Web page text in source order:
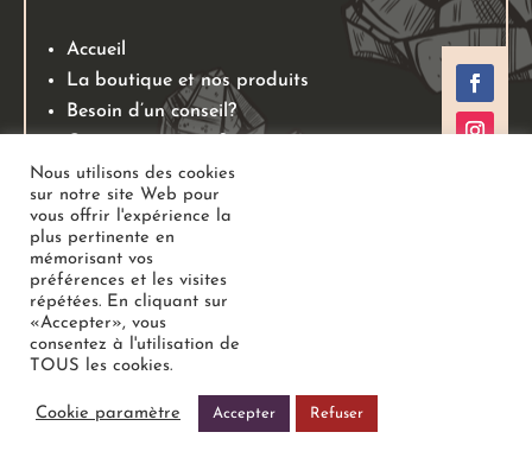
Accueil
La boutique et nos produits
Besoin d’un conseil?
Mentions légales
Conditions générales de ventes
Politiques de retours
Politique de confidentialité
Copyright Au Jardin des Gemmes
Nous utilisons des cookies
sur notre site Web pour
vous offrir l'expérience la
plus pertinente en
mémorisant vos
préférences et les visites
répétées. En cliquant sur
«Accepter», vous
consentez à l'utilisation de
TOUS les cookies.
Cookie paramètre Accepter Refuser